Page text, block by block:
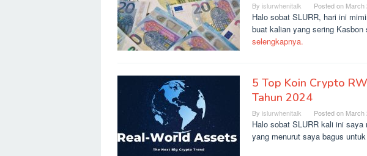
By islurwhenitalk Posted on March
Halo sobat SLURR, hari ini
buat kalian yang sering
selengkapnya.
5 Top Koin Crypto
Tahun 2024
By islurwhenitalk Posted on March
Halo sobat SLURR kali ini
yang menurut saya bagus